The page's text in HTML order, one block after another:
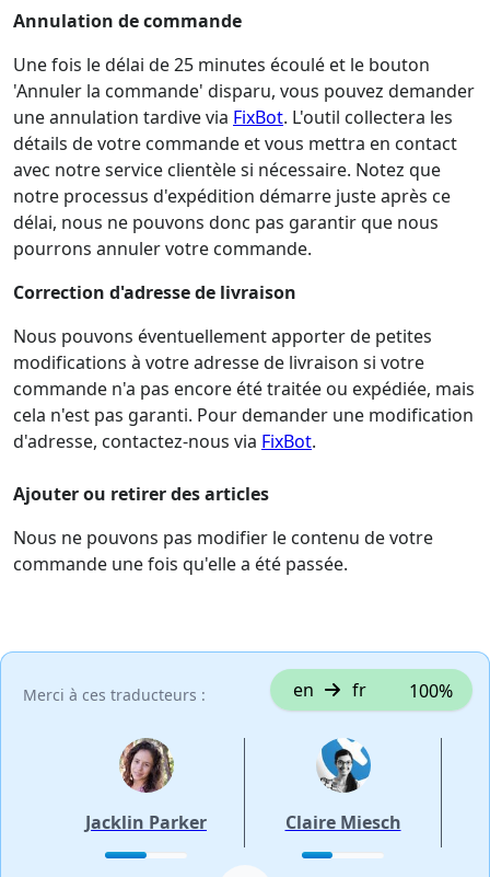
Annulation de commande
Une fois le délai de 25 minutes écoulé et le bouton
'Annuler la commande' disparu, vous pouvez demander
une annulation tardive via FixBot. L'outil collectera les
détails de votre commande et vous mettra en contact
avec notre service clientèle si nécessaire. Notez que
notre processus d'expédition démarre juste après ce
délai, nous ne pouvons donc pas garantir que nous
pourrons annuler votre commande.
Correction d'adresse de livraison
Nous pouvons éventuellement apporter de petites
modifications à votre adresse de livraison si votre
commande n'a pas encore été traitée ou expédiée, mais
cela n'est pas garanti. Pour demander une modification
d'adresse, contactez-nous via FixBot.
Ajouter ou retirer des articles
Nous ne pouvons pas modifier le contenu de votre
commande une fois qu'elle a été passée.
Merci à ces traducteurs : en fr 100%
Jacklin Parker Claire Miesch